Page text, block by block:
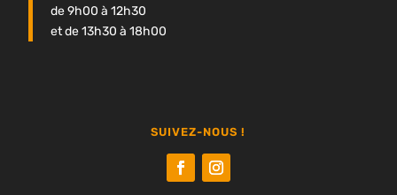
de 9h00 à 12h30
et de 13h30 à 18h00
SUIVEZ-NOUS !